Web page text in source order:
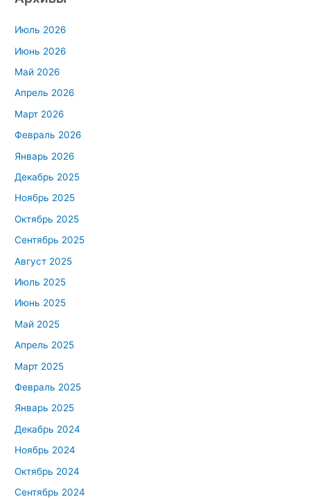
Июль 2026
Июнь 2026
Май 2026
Апрель 2026
Март 2026
Февраль 2026
Январь 2026
Декабрь 2025
Ноябрь 2025
Октябрь 2025
Сентябрь 2025
Август 2025
Июль 2025
Июнь 2025
Май 2025
Апрель 2025
Март 2025
Февраль 2025
Январь 2025
Декабрь 2024
Ноябрь 2024
Октябрь 2024
Сентябрь 2024